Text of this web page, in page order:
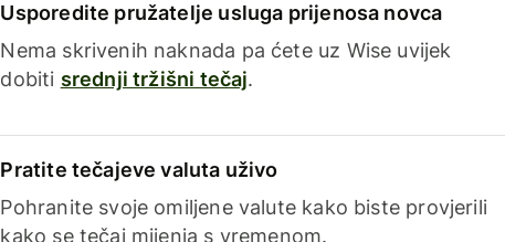
Usporedite pružatelje usluga prijenosa novca
Nema skrivenih naknada pa ćete uz Wise uvijek
dobiti srednji tržišni tečaj.
Pratite tečajeve valuta uživo
Pohranite svoje omiljene valute kako biste provjerili
kako se tečaj mijenja s vremenom.